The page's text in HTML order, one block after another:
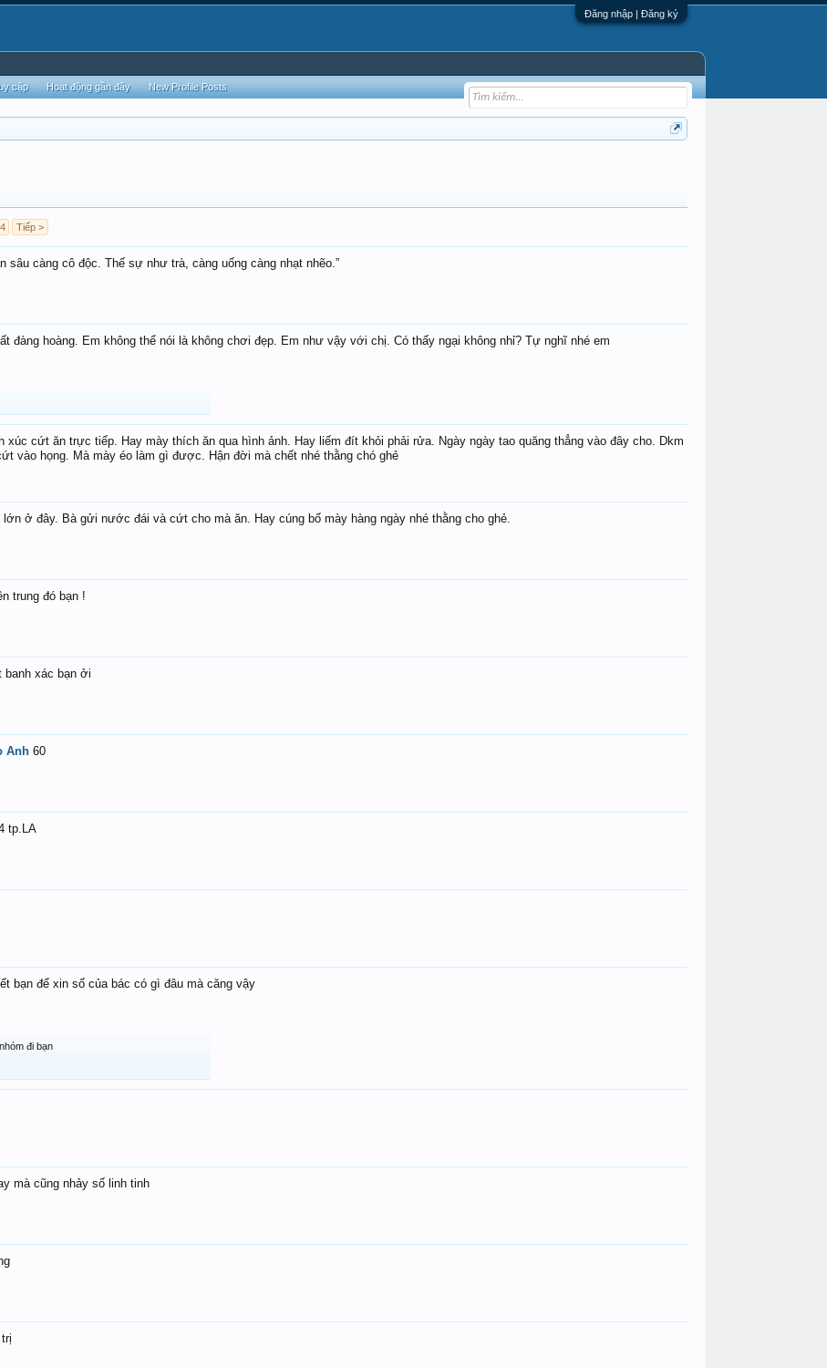
Đăng nhập | Đăng ký
Tiếp >
sâu càng cô độc. Thế sự như trà, càng uống càng nhạt nhẽo.”
đàng hoàng. Em không thể nói là không chơi đẹp. Em như vậy với chị. Có thấy ngại không nhỉ? Tự nghĩ nhé em
xúc cứt ăn trực tiếp. Hay mày thích ăn qua hình ảnh. Hay liếm đít khỏi phải rửa. Ngày ngày tao quăng thẳng vào đây cho. Dkm
vào họng. Mà mày éo làm gì được. Hận đời mà chết nhé thằng chó ghẻ
ở đây. Bà gửi nước đái và cứt cho mà ăn. Hay cúng bố mày hàng ngày nhé thằng cho ghẻ.
trung đó bạn !
banh xác bạn ởi
Anh 60
tp.LA
bạn để xin số của bác có gì đâu mà căng vậy
đi bạn
mà cũng nhảy số linh tinh
cập Hoạt động gần đây New Profile Posts